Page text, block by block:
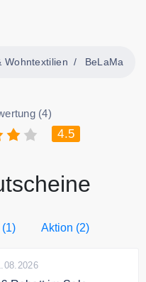
Wohntextilien BeLaMa
(4)
4.5
Aktion (2)